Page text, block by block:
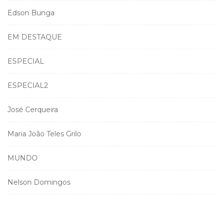
Edson Bunga
EM DESTAQUE
ESPECIAL
ESPECIAL2
José Cerqueira
Maria João Teles Grilo
MUNDO
Nelson Domingos